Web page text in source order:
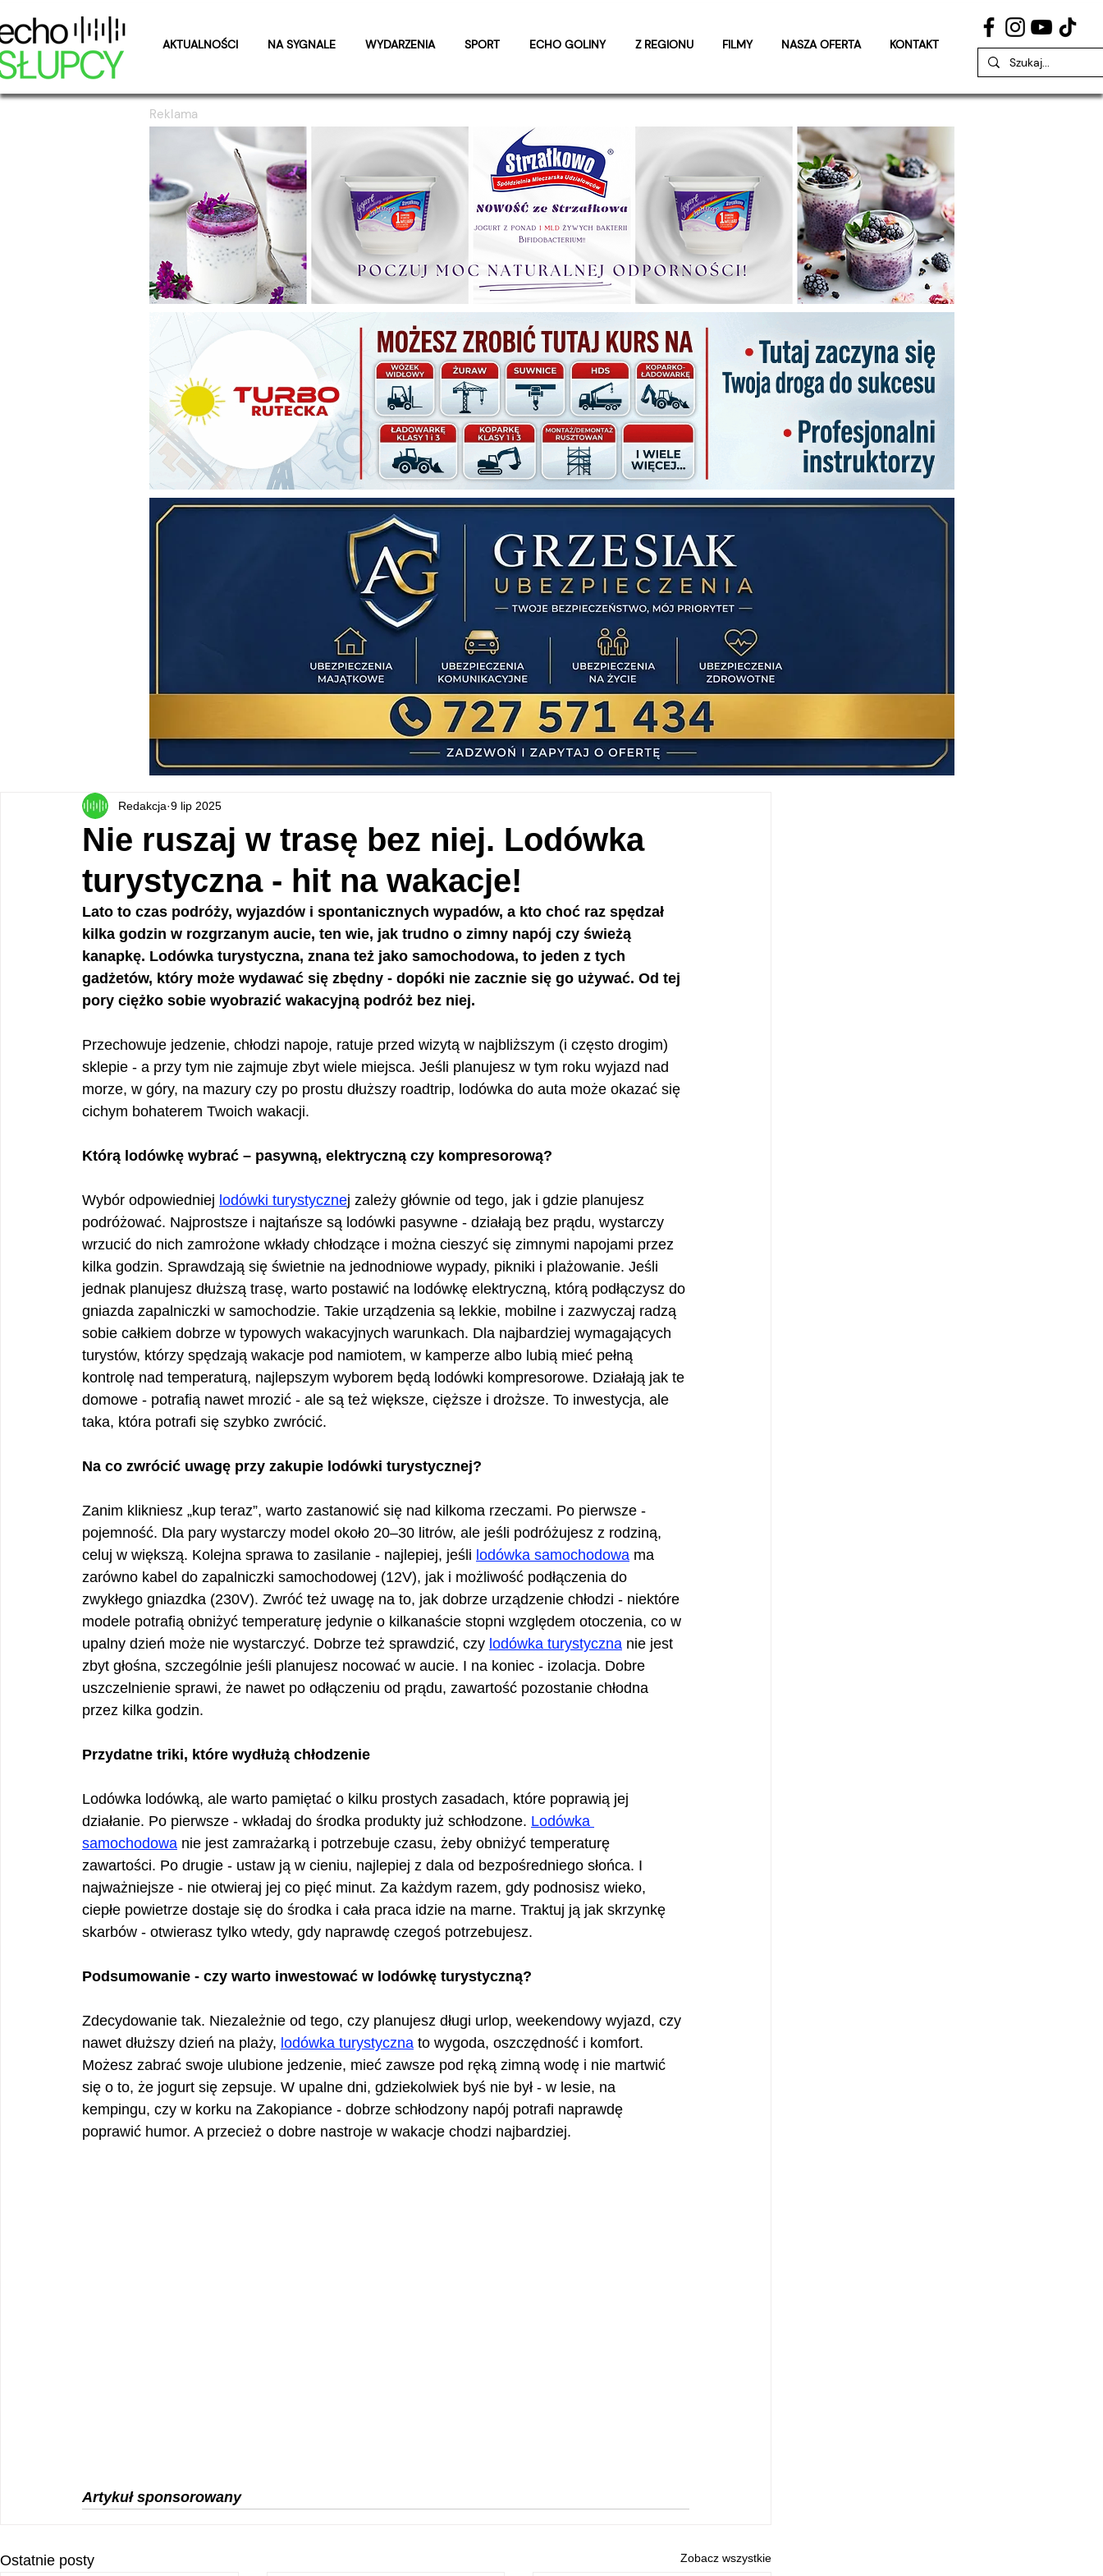
AKTUALNOŚCI NA SYGNALE WYDARZENIA SPORT ECHO GOLINY Z REGIONU FILMY NASZA OFERTA KONTAKT
Reklama
Nie ruszaj w trasę bez niej. Lodówka
turystyczna - hit na wakacje!
Redakcja 9 lip 2025
Lato to czas podróży, wyjazdów i spontanicznych wypadów, a kto choć raz spędzał
kilka godzin w rozgrzanym aucie, ten wie, jak trudno o zimny napój czy świeżą
kanapkę. Lodówka turystyczna, znana też jako samochodowa, to jeden z tych
gadżetów, który może wydawać się zbędny - dopóki nie zacznie się go używać. Od tej
pory ciężko sobie wyobrazić wakacyjną podróż bez niej.
Przechowuje jedzenie, chłodzi napoje, ratuje przed wizytą w najbliższym (i często drogim)
sklepie - a przy tym nie zajmuje zbyt wiele miejsca. Jeśli planujesz w tym roku wyjazd nad
morze, w góry, na mazury czy po prostu dłuższy roadtrip, lodówka do auta może okazać się
cichym bohaterem Twoich wakacji.
Którą lodówkę wybrać – pasywną, elektryczną czy kompresorową?
Wybór odpowiedniej lodówki turystycznej zależy głównie od tego, jak i gdzie planujesz
podróżować. Najprostsze i najtańsze są lodówki pasywne - działają bez prądu, wystarczy
wrzucić do nich zamrożone wkłady chłodzące i można cieszyć się zimnymi napojami przez
kilka godzin. Sprawdzają się świetnie na jednodniowe wypady, pikniki i plażowanie. Jeśli
jednak planujesz dłuższą trasę, warto postawić na lodówkę elektryczną, którą podłączysz do
gniazda zapalniczki w samochodzie. Takie urządzenia są lekkie, mobilne i zazwyczaj radzą
sobie całkiem dobrze w typowych wakacyjnych warunkach. Dla najbardziej wymagających
turystów, którzy spędzają wakacje pod namiotem, w kamperze albo lubią mieć pełną
kontrolę nad temperaturą, najlepszym wyborem będą lodówki kompresorowe. Działają jak te
domowe - potrafią nawet mrozić - ale są też większe, cięższe i droższe. To inwestycja, ale
taka, która potrafi się szybko zwrócić.
Na co zwrócić uwagę przy zakupie lodówki turystycznej?
Zanim klikniesz „kup teraz”, warto zastanowić się nad kilkoma rzeczami. Po pierwsze -
pojemność. Dla pary wystarczy model około 20–30 litrów, ale jeśli podróżujesz z rodziną,
celuj w większą. Kolejna sprawa to zasilanie - najlepiej, jeśli lodówka samochodowa ma
zarówno kabel do zapalniczki samochodowej (12V), jak i możliwość podłączenia do
zwykłego gniazdka (230V). Zwróć też uwagę na to, jak dobrze urządzenie chłodzi - niektóre
modele potrafią obniżyć temperaturę jedynie o kilkanaście stopni względem otoczenia, co w
upalny dzień może nie wystarczyć. Dobrze też sprawdzić, czy lodówka turystyczna nie jest
zbyt głośna, szczególnie jeśli planujesz nocować w aucie. I na koniec - izolacja. Dobre
uszczelnienie sprawi, że nawet po odłączeniu od prądu, zawartość pozostanie chłodna
przez kilka godzin.
Przydatne triki, które wydłużą chłodzenie
Lodówka lodówką, ale warto pamiętać o kilku prostych zasadach, które poprawią jej
działanie. Po pierwsze - wkładaj do środka produkty już schłodzone. Lodówka
samochodowa nie jest zamrażarką i potrzebuje czasu, żeby obniżyć temperaturę
zawartości. Po drugie - ustaw ją w cieniu, najlepiej z dala od bezpośredniego słońca. I
najważniejsze - nie otwieraj jej co pięć minut. Za każdym razem, gdy podnosisz wieko,
ciepłe powietrze dostaje się do środka i cała praca idzie na marne. Traktuj ją jak skrzynkę
skarbów - otwierasz tylko wtedy, gdy naprawdę czegoś potrzebujesz.
Podsumowanie - czy warto inwestować w lodówkę turystyczną?
Zdecydowanie tak. Niezależnie od tego, czy planujesz długi urlop, weekendowy wyjazd, czy
nawet dłuższy dzień na plaży, lodówka turystyczna to wygoda, oszczędność i komfort.
Możesz zabrać swoje ulubione jedzenie, mieć zawsze pod ręką zimną wodę i nie martwić
się o to, że jogurt się zepsuje. W upalne dni, gdziekolwiek byś nie był - w lesie, na
kempingu, czy w korku na Zakopiance - dobrze schłodzony napój potrafi naprawdę
poprawić humor. A przecież o dobre nastroje w wakacje chodzi najbardziej.
Artykuł sponsorowany
Ostatnie posty Zobacz wszystkie